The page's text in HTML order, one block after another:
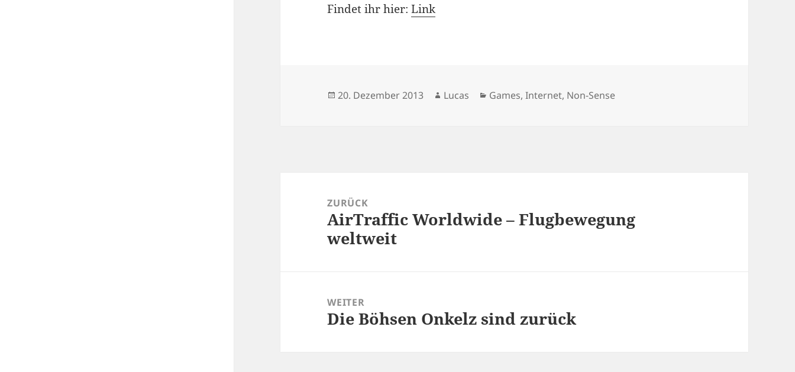
Findet ihr hier:Link
Veröffentlicht
20. Dezember 2013 Autor
Lucas Kategorien
Games,Internet, Non-Sense
ZURÜCK
Vorheriger
Beitrag:
AirTraffic Worldwide – Flugbewegung
weltweit
WEITER
Nächster
Die Böhsen Onkelz sind zurück